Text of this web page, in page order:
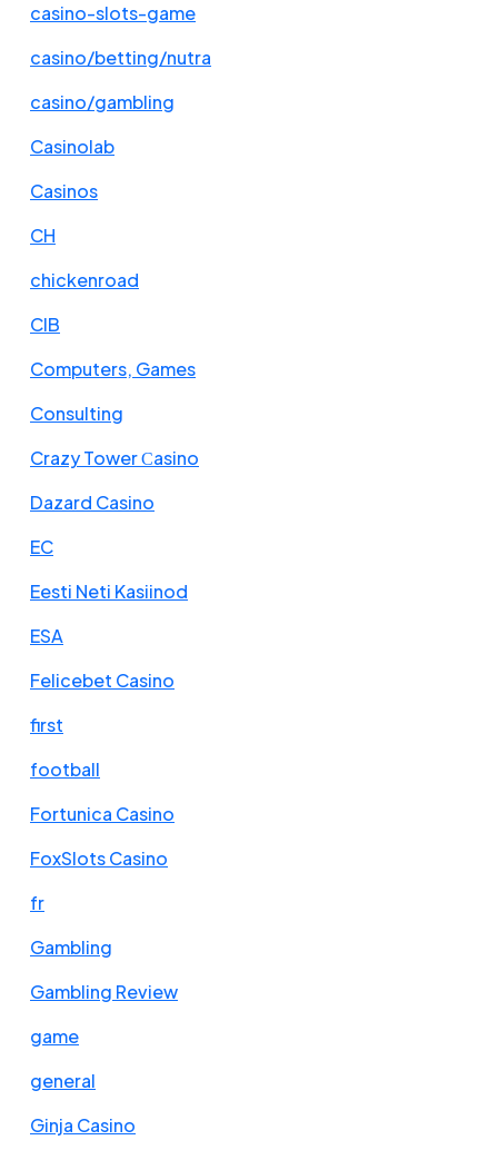
casino-slots-game
casino/betting/nutra
casino/gambling
Casinolab
Casinos
CH
chickenroad
CIB
Computers, Games
Consulting
Crazy Tower Сasino
Dazard Casino
EC
Eesti Neti Kasiinod
ESA
Felicebet Casino
first
football
Fortunica Casino
FoxSlots Casino
fr
Gambling
Gambling Review
game
general
Ginja Casino